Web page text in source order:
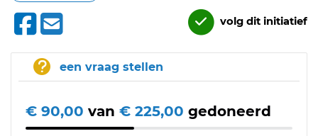
volg dit initiatief
een vraag stellen
€ 90,00 van € 225,00 gedoneerd